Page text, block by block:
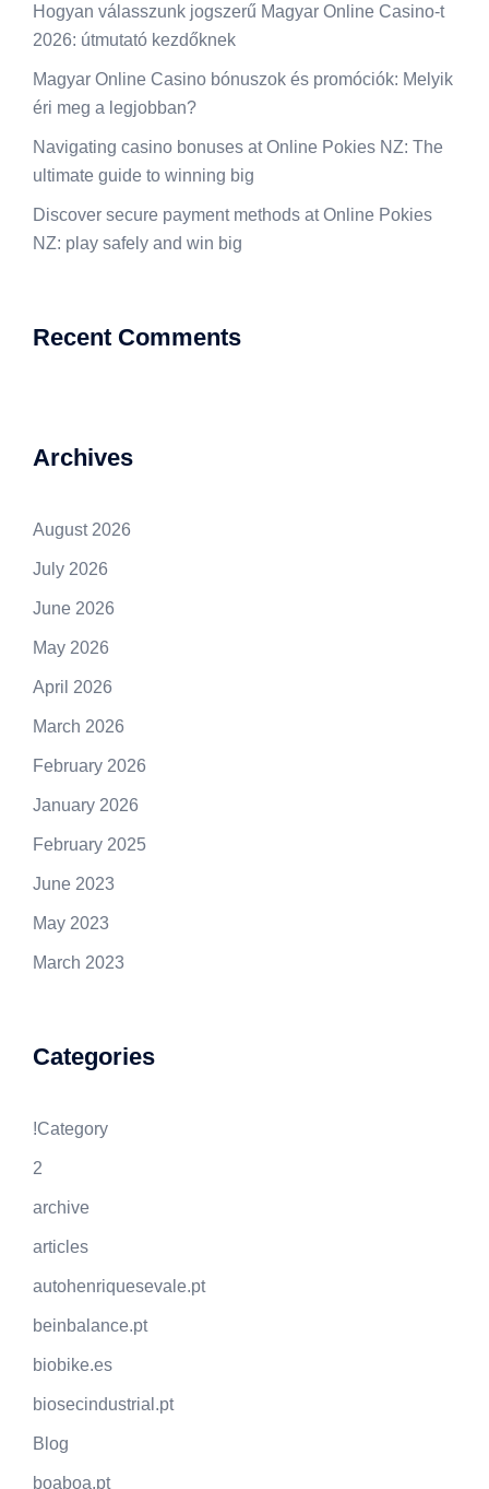
Hogyan válasszunk jogszerű Magyar Online Casino-t
2026: útmutató kezdőknek
Magyar Online Casino bónuszok és promóciók: Melyik
éri meg a legjobban?
Navigating casino bonuses at Online Pokies NZ: The
ultimate guide to winning big
Discover secure payment methods at Online Pokies
NZ: play safely and win big
Recent Comments
Archives
August 2026
July 2026
June 2026
May 2026
April 2026
March 2026
February 2026
January 2026
February 2025
June 2023
May 2023
March 2023
Categories
!Category
2
archive
articles
autohenriquesevale.pt
beinbalance.pt
biobike.es
biosecindustrial.pt
Blog
boaboa.pt